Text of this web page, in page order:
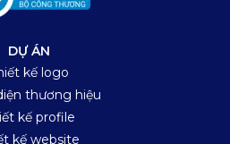
DỰ ÁN
kế logo
thương hiệu
kế profile
kế website